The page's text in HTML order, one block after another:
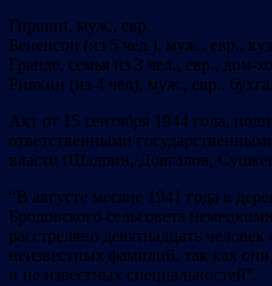
Гиршин, муж., евр.
Бененсон (из 5 чел.), муж., евр.,
Гранде, семья из 3 чел., евр., дом-
Ривкин (из 4 чел), муж., евр.,
Акт от 15 сентября 1944 года,
ответственными
власти (Шадрин, Довгалов,
“В августе месяце 1941 года в
Бродовского сельсовета
расстреляно девятнадцать
неизвестных фамилий, так как
и не известных специальностей”.